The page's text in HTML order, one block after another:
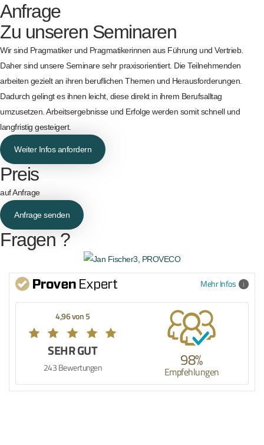
Anfrage
Zu unseren Seminaren
Wir sind Pragmatiker und Pragmatikerinnen aus Führung und Vertrieb.
Daher sind unsere Seminare sehr praxisorientiert. Die Teilnehmenden
arbeiten gezielt an ihren beruflichen Themen und Herausforderungen.
Dadurch gelingt es ihnen leicht, diese direkt in ihrem Berufsalltag
umzusetzen. Arbeitsergebnisse und Erfolge werden somit schnell und
langfristig gesteigert.
Weiter Infos anfordern
Preis
auf Anfrage
Anfrage senden
Fragen ?
Mehr Infos
4,96 von 5
SEHR GUT
243 Bewertungen 98%
Empfehlungen